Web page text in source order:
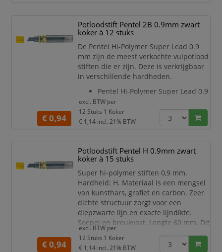
structuur en zorgt voor een
diepzwarte lijn en exacte lijndikte
Soepel en breukvast
Lengte: 60 mm
De Pentel Hi-Polyme
Potloodstift Pentel 2B 0.9mm zwart
koker à 12 stuks
De Pentel Hi-Polymer Super Lead 0.9
mm zijn de meest verkochte vulpotlood
stiften die er zijn. Deze is verkrijgbaar
in verschillende hardheden.
Pentel Hi-Polymer Super Lead 0.9
mm
Materiaal is een mengsel van
kunsthars, grafiet en carbon
structuur en zorgt voor een
diepzwarte lijn en exacte lijndikte
Soepel en breukvast
Lengte: 60 mm
De Pentel Hi-Polyme
€ 0,94
excl. BTW per
12 Stuks 1 Koker
€ 1,14 incl. 21% BTW
Potloodstift Pentel H 0.9mm zwart
koker à 15 stuks
Super hi-polymer stiften 0,9 mm.
Hardheid: H. Materiaal is een mengsel
van kunsthars, grafiet en carbon. Zeer
dichte structuur zorgt voor een
diepzwarte lijn en exacte lijndikte.
Soepel en breukvast. Lengte 60 mm. Dit
product bestaat voor 98% uit
gerecycled materiaal.
€ 0,94
excl. BTW per
12 Stuks 1 Koker
€ 1,14 incl. 21% BTW